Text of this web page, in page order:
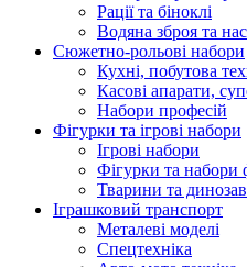
Рації та біноклі
Водяна зброя та
Сюжетно-рольові набори
Кухні, побутова
Касові апарати,
Набори професій
Фігурки та ігрові набори
Ігрові набори
Фігурки та набори
Тварини та
Іграшковий транспорт
Металеві моделі
Спецтехніка